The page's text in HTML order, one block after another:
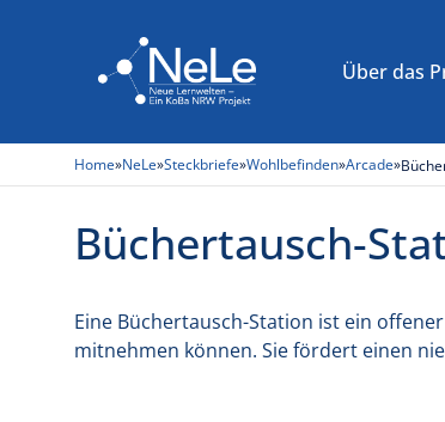
Über das
Infrastruktur
Möbel
Raumgestaltung
Hochschule Ruhr West
TH Köln – Campus Gummersbach
Literaturempfehlungen
Kooperative Konzeptentwicklung
Testausstattungen
Low Budget-Lösungen
Home»NeLe»Steckbriefe»Wohlbefinden»Arcade»
Büchertausch-
Eine Büchertausch-Station ist ein
mitnehmen können. Sie fördert einen